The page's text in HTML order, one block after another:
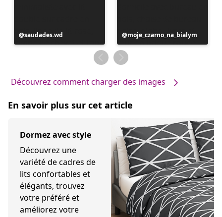
Publication
publiée
saudades.wd
Publication
publiée
par
moje_czarno_na_bialym
Découvrez comment charger des images
En savoir plus sur cet article
Dormez avec style
Découvrez une
variété de cadres de
lits confortables et
élégants, trouvez
votre préféré et
améliorez votre